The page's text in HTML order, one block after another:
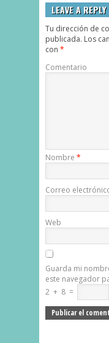
LEAVE A REPLY
Tu dirección de
publicada. Los
con *
Comentario
Nombre *
Correo
Web
Guarda mi
este navegador
2 + 8 =